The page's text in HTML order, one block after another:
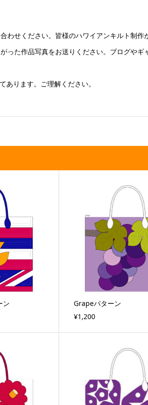
わせください。皆様のハワイアンキルト制作
った作品写真をお送りください。ブログやギ
ります。ご理解ください。
ン
Grapeパターン
¥1,200